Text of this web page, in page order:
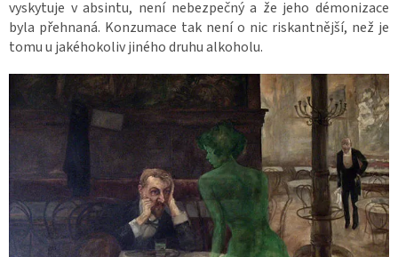
vyskytuje v absintu, není nebezpečný a že jeho démonizace
byla přehnaná. Konzumace tak není o nic riskantnější, než je
tomu u jakéhokoliv jiného druhu alkoholu.